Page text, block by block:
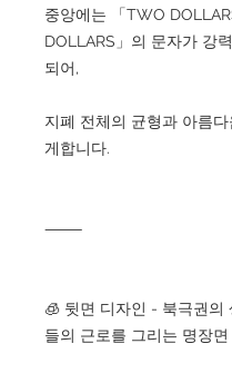
중앙에는 「TWO
DOLLARS」의 문자가 강
되어,
지폐 전체의 균형과 아름다
게합니다.
⸻
🧊 뒷면 디자인 - 북극권의
들의 근로를 그리는 명장면